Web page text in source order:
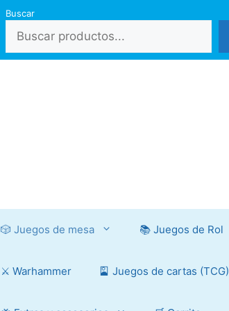
Buscar
🎲 Juegos de mesa 📚 Juegos de Rol
⚔️ Warhammer 🎴 Juegos de cartas (TCG)